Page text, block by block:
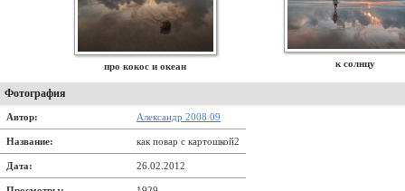
про кокос и океан к солнцу
Фотография
Автор: Александр 2008 09
Название: как повар с картошкой2
Дата: 26.02.2012